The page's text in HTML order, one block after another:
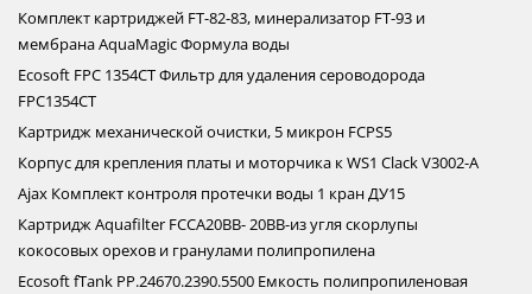
Комплект картриджей FT-82-83, минерализатор FT-93 и
мембрана AquaMagic Формула воды
Ecosoft FPC 1354CT Фильтр для удаления сероводорода
FPC1354CT
Картридж механической очистки, 5 микрон FCPS5
Корпус для крепления платы и моторчика к WS1 Clack V3002-A
Ajax Комплект контроля протечки воды 1 кран ДУ15
Картридж Aquafilter FCCA20BB- 20BB-из угля скорлупы
кокосовых орехов и гранулами полипропилена
Ecosoft fTank PP.24670.2390.5500 Емкость полипропиленовая